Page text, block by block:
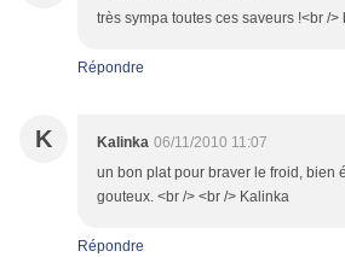
très sympa toutes ces saveurs !<br />
Répondre
K Kalinka 06/11/2010 11:07
un bon plat pour braver le froid, bien
gouteux. <br /> <br /> Kalinka
Répondre